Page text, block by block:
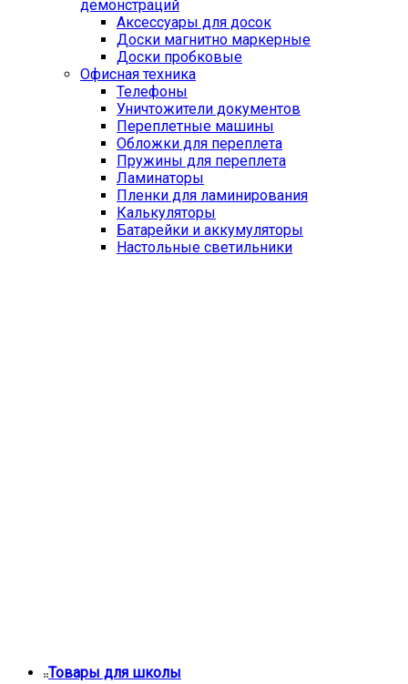
демонстраций
Аксессуары для досок
Доски магнитно маркерные
Доски пробковые
Офисная техника
Телефоны
Уничтожители документов
Переплетные машины
Обложки для переплета
Пружины для переплета
Ламинаторы
Пленки для ламинирования
Калькуляторы
Батарейки и аккумуляторы
Настольные светильники
Товары для школы